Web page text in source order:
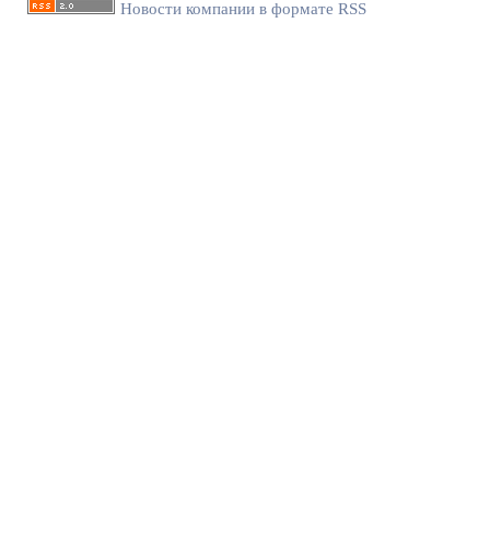
Новости компании в формате RSS